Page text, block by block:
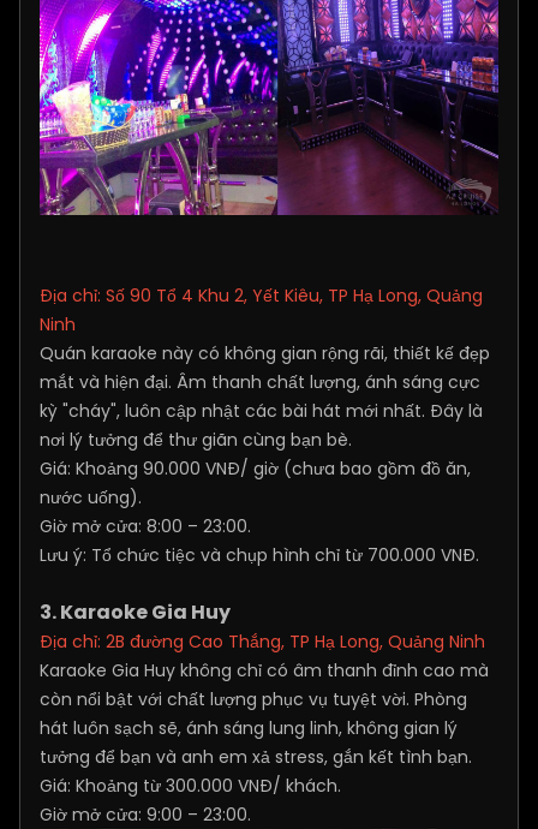
Địa chỉ: Số 90 Tổ 4 Khu 2, Yết Kiêu, TP Hạ Long, Quảng
Ninh
Quán karaoke này có không gian rộng rãi, thiết kế đẹp
mắt và hiện đại. Âm thanh chất lượng, ánh sáng cực
kỳ "cháy", luôn cập nhật các bài hát mới nhất. Đây là
nơi lý tưởng để thư giãn cùng bạn bè.
Giá: Khoảng 90.000 VNĐ/ giờ (chưa bao gồm đồ ăn,
nước uống).
Giờ mở cửa: 8:00 – 23:00.
Lưu ý: Tổ chức tiệc và chụp hình chỉ từ 700.000 VNĐ.
3. Karaoke Gia Huy
Địa chỉ: 2B đường Cao Thắng, TP Hạ Long, Quảng Ninh
Karaoke Gia Huy không chỉ có âm thanh đỉnh cao mà
còn nổi bật với chất lượng phục vụ tuyệt vời. Phòng
hát luôn sạch sẽ, ánh sáng lung linh, không gian lý
tưởng để bạn và anh em xả stress, gắn kết tình bạn.
Giá: Khoảng từ 300.000 VNĐ/ khách.
Giờ mở cửa: 9:00 – 23:00.